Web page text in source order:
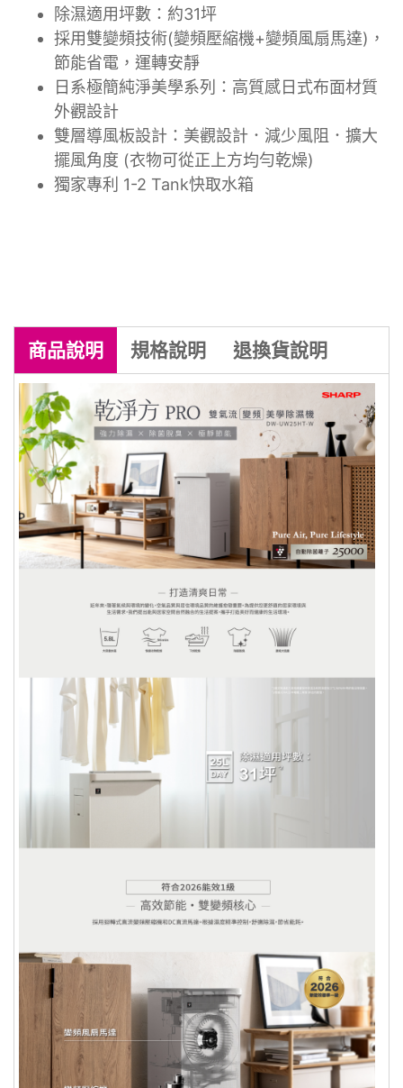
除濕適用坪數：約31坪
採用雙變頻技術(變頻壓縮機+變頻風扇馬達)，
節能省電，運轉安靜
日系極簡純淨美學系列：高質感日式布面材質
外觀設計
雙層導風板設計：美觀設計．減少風阻．擴大
擺風角度 (衣物可從正上方均勻乾燥)
獨家專利 1-2 Tank快取水箱
商品說明 規格說明 退換貨說明
商品到貨享七天鑑賞期之權益（
注意！
鑑賞期非試用期），辦理退貨商品必須
是全新狀態且包裝完整，商品一經拆
封，等同商品價值已受損，僅能以福利
品出售，若需退換貨，我方須收取價值
損失之費用(回復原狀、整新費)，請先
確認商品正確、外觀可接受，再行開
機/使用，以免影響您的權利。 註：依
合理例外情事適用準則】下列商品無七
天鑑賞期：
一、易腐敗、保存期限短、或解約時即將逾期。
二、依消費者要求所客製化給付
三、報紙、期刊或是報紙
四、經消費者拆封之影音商品或是電腦軟體
五、非以有形媒介提供之數位內容或一經提供即為
完成線上服務，經消費者事先同意始提供
七、國際航空客運服務
出貨已全程攝影，為保障您購物權益，
開箱過程請全程錄影；如有問題請反映
客服並提供錄影檔案，客服會儘速替消
費者處理後續相關事宜。
數位序號、票卷等非實體商品不提供退